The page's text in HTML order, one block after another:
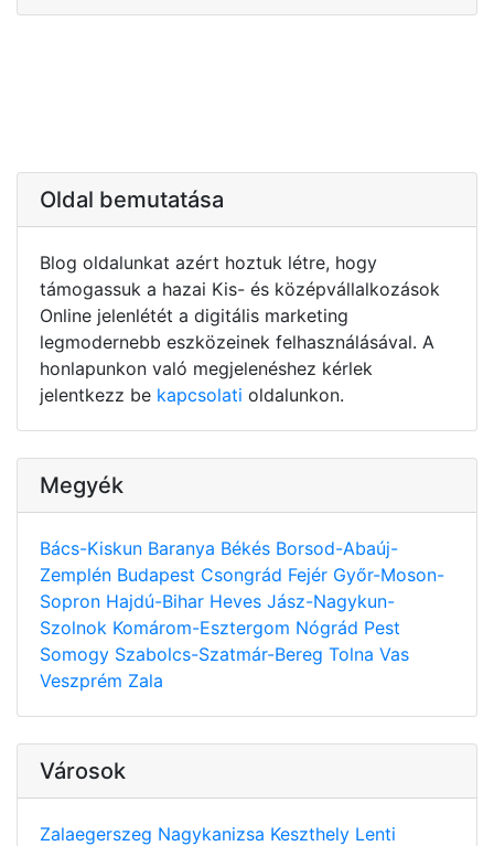
Oldal bemutatása
Blog oldalunkat azért hoztuk létre, hogy
támogassuk a hazai Kis- és középvállalkozások
Online jelenlétét a digitális marketing
legmodernebb eszközeinek felhasználásával. A
honlapunkon való megjelenéshez kérlek
jelentkezz be kapcsolati oldalunkon.
Megyék
Bács-Kiskun Baranya Békés Borsod-Abaúj-
Zemplén Budapest Csongrád Fejér Győr-Moson-
Sopron Hajdú-Bihar Heves Jász-Nagykun-
Szolnok Komárom-Esztergom Nógrád Pest
Somogy Szabolcs-Szatmár-Bereg Tolna Vas
Veszprém Zala
Városok
Zalaegerszeg Nagykanizsa Keszthely Lenti